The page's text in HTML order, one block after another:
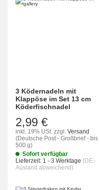
3 Ködernadeln mit
Klappöse im Set 13 cm
Köderfischnadel
2,99 €
inkl. 19% USt. zzgl. Versand
(Deutsche Post - Großbrief - bis
500 g)
Sofort verfügbar
Lieferzeit: 1 - 3 Werktage (DE -
Ausland abweichend)